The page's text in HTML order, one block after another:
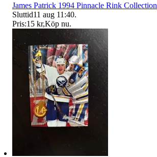
James Patrick 1994 Pinnacle Rink Collection
Sluttid11 aug 11:40.
Pris:15 kr,Köp nu.